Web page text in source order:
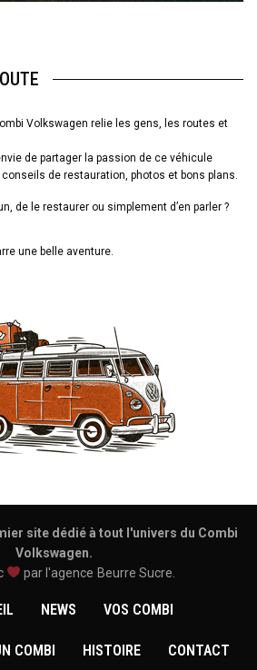
Volkswagen relie les gens, les routes et
de partager la passion de ce véhicule
de restauration, photos et bons plans.
de le restaurer ou simplement d’en parler ?
une belle aventure.
site dédié à tout l'univers du Combi
Volkswagen.
par l'agence Beurre Sucre
NEWS VOS COMBI
COMBI HISTOIRE CONTACT